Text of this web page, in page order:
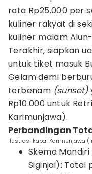
rata Rp25.000 per
kuliner rakyat di
kuliner malam
Terakhir, siapkan
untuk tiket masuk
Gelam demi
terbenam (sunset)
Rp10.000 untuk
Karimunjawa).
Perbandingan
ilustrasi kapal Karimunjawa
Skema
Siginjai): Total